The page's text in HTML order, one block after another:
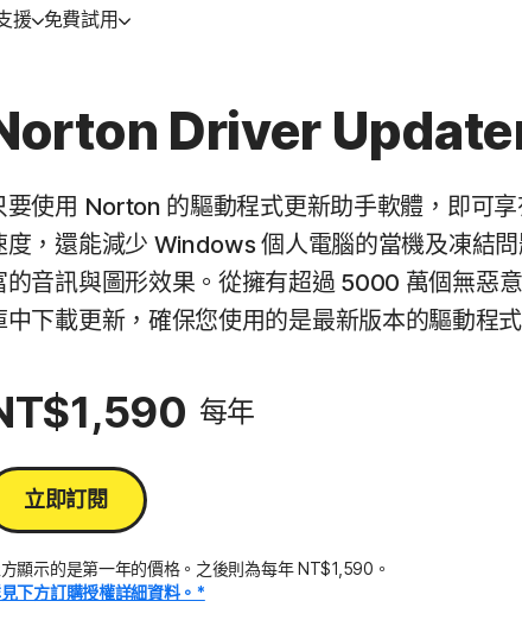
Norton AntiVirus Plus | 諾頓防毒加
Android™ 適用的 Norton Mobile
Security
iOS™ 適用的 Norton Mobile
Norton VPN
援
如何續購
免費試用
Driver
要使用 Norton 的驅動程式更新助手軟體，即可
度，還能減少 Windows 個人電腦的當機及凍結
的音訊與圖形效果。從擁有超過 5000 萬個無惡
中下載更新，確保您使用的是最新版本的驅動程式
每年
立即訂閱
方顯示的是第一年的價格。之後則為每年 NT$1,590。
下方訂購授權詳細資料。*